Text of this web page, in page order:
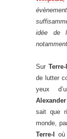
idée de
Sur Terre-III
de lutter
yeux
sait que
monde,
Terre-I
où